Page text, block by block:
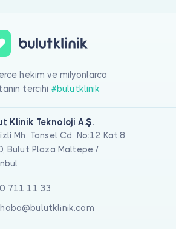
hekim ve milyonlarca
tercihi #bulutklinik
Klinik Teknoloji A.Ş.
Mh. Tansel Cd. No:12 Kat:8
Bulut Plaza Maltepe /
711 11 33